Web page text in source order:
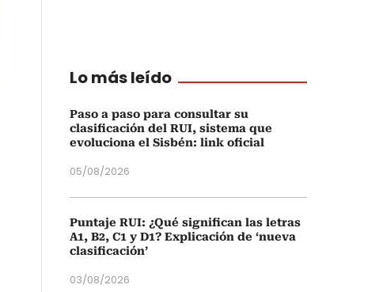
Lo más leído
Paso a paso para consultar su
clasificación del RUI, sistema que
evoluciona el Sisbén: link oficial
05/08/2026
Puntaje RUI: ¿Qué significan las letras
A1, B2, C1 y D1? Explicación de ‘nueva
clasificación’
03/08/2026